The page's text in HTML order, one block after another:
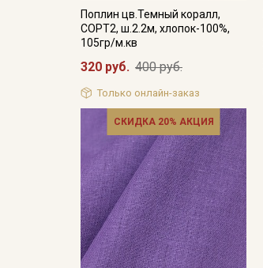
Поплин цв.Темный коралл,
СОРТ2, ш.2.2м, хлопок-100%,
105гр/м.кв
320 руб. 400 руб.
Только онлайн-заказ
СКИДКА 20% АКЦИЯ